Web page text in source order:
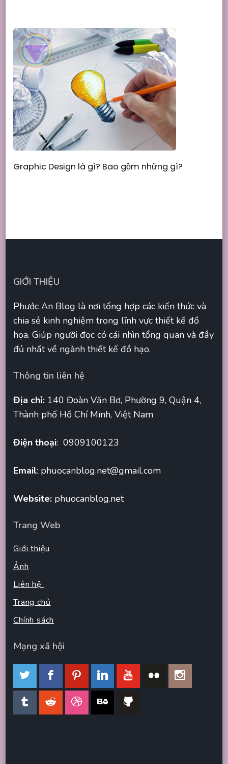
Graphic Design là gì? Bao gồm những gì?
GIỚI THIỆU
Phước An Blog là nơi tổng hợp các kiến thức và
chia sẻ kinh nghiệm trong lĩnh vực thiết kế đồ
họa. Giúp người đọc có cái nhìn tổng quan và đầy
đủ nhất về ngành thiết kế đồ hạo.
Thông tin liên hệ
Địa chỉ: 140 Đoàn Văn Bơ, Phường 9, Quận 4,
Thành phố Hồ Chí Minh, Việt Nam
Điện thoại: 0909100123
Email: phuocanblog.net@gmail.com
Website: phuocanblog.net
Trang Web
Giới thiệu
Ảnh
Liên hệ
Trang chủ
Chính sách
Mạng xã hội